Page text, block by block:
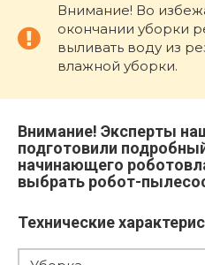
Внимание! Во
окончании уборки
выливать воду из
влажной уборки.
Внимание! Эксперты
подготовили
начинающего
выбрать робот-
Технические